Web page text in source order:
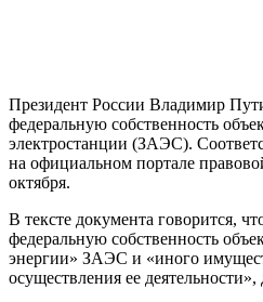
Президент России Владимир
федеральную собственность
электростанции (ЗАЭС).
на официальном портале
октября.
В тексте документа говорится,
федеральную собственность
энергии» ЗАЭС и «иного
осуществления ее